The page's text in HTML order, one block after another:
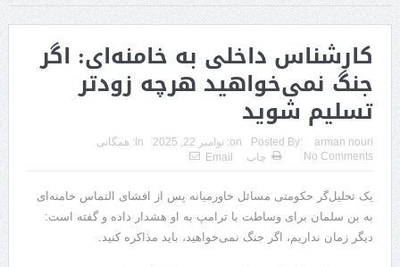
کارشناس داخلی به خامنه‌ای: اگر
جنگ نمی‌خواهید هرچه زودتر
تسلیم شوید
Posted By: arman nouri
on: نوامبر 22, 2025 In: همگانی
No Comments
چاپ Email
یک تحلیل‌گر حکومتی مسائل خاورمیانه پس از افشای التماس خامنه‌ای
به بن سلمان برای وساطت با ترامپ به او هشدار داده و گفته است:
دیگر زمان نداریم، اگر جنگ نمی‌خواهید، باید مذاکره کنید.